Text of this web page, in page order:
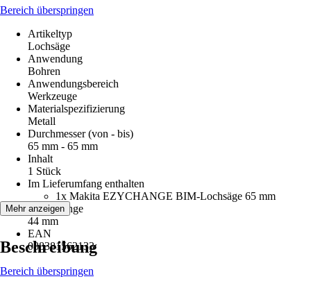
Bereich überspringen
Artikeltyp
Lochsäge
Anwendung
Bohren
Anwendungsbereich
Werkzeuge
Materialspezifizierung
Metall
Durchmesser (von - bis)
65 mm - 65 mm
Inhalt
1 Stück
Im Lieferumfang enthalten
1x Makita EZYCHANGE BIM-Lochsäge 65 mm
Arbeitslänge
44 mm
EAN
088381562133
Mehr anzeigen
Beschreibung
Bereich überspringen